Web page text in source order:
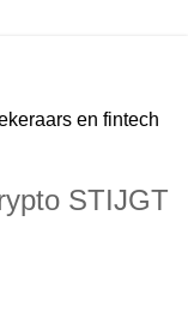
en fintech
STIJGT